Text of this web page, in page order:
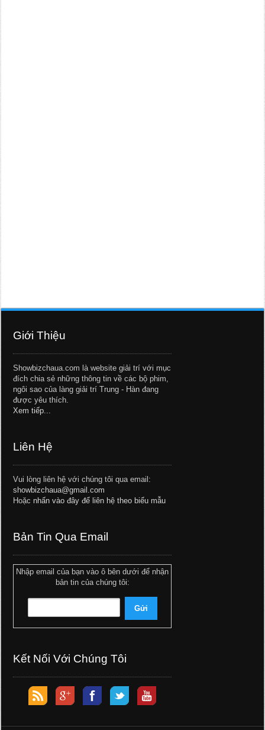
Giới Thiệu
Showbizchaua.com là website giải trí với mục
đích chia sẻ những thông tin về các bộ phim,
ngôi sao của làng giải trí Trung - Hàn đang
được yêu thích.
Xem tiếp...
Liên Hệ
Vui lòng liên hệ với chúng tôi qua email:
showbizchaua@gmail.com
Hoặc nhấn vào đây để liên hệ theo biểu mẫu
Bản Tin Qua Email
Nhập email của bạn vào ô bên dưới để nhận
bản tin của chúng tôi:
Kết Nối Với Chúng Tôi